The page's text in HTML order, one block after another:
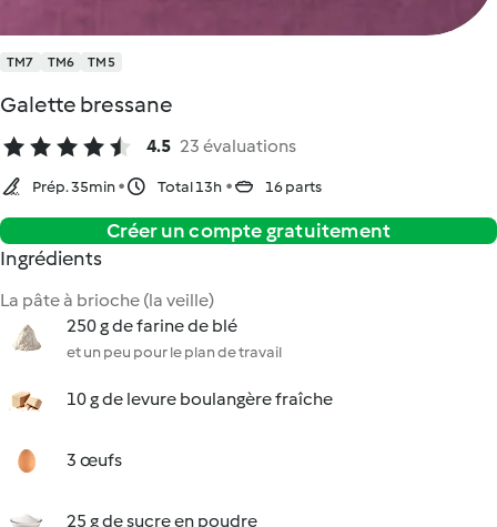
TM7 TM6 TM5
Galette bressane
4.5 23 évaluations
Prép. 35min Total 13h 16 parts
Créer un compte gratuitement
Ingrédients
La pâte à brioche (la veille)
250 g de farine de blé
et un peu pour le plan de travail
10 g de levure boulangère fraîche
3 œufs
25 g de sucre en poudre